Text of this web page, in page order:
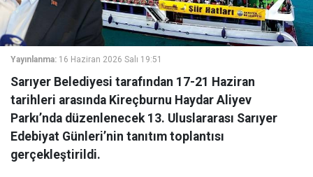
Yayınlanma: 16 Haziran 2026 Salı 19:51
Sarıyer Belediyesi tarafından 17-21 Haziran
tarihleri arasında Kireçburnu Haydar Aliyev
Parkı’nda düzenlenecek 13. Uluslararası Sarıyer
Edebiyat Günleri’nin tanıtım toplantısı
gerçekleştirildi.